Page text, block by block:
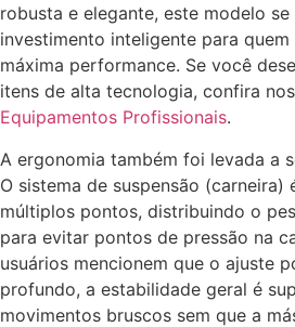
robusta e elegante, este modelo
investimento inteligente para
máxima performance. Se você
itens de alta tecnologia, confira
Equipamentos Profissionais.
A ergonomia também foi levada a
O sistema de suspensão (carneira)
múltiplos pontos, distribuindo o
para evitar pontos de pressão na
usuários mencionem que o ajuste
profundo, a estabilidade geral é
movimentos bruscos sem que a